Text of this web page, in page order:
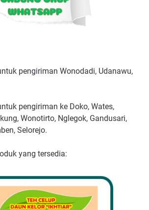
pengiriman Wonodadi, Udanawu,
pengiriman ke Doko, Wates,
Wonotirto, Nglegok, Gandusari,
Selorejo.
yang tersedia: